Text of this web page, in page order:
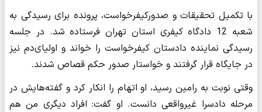
با تکمیل تحقیقات و صدورکیفرخواست، پرونده برای رسیدگی به
شعبه 12 دادگاه کیفری استان تهران فرستاده شد. در جلسه
رسیدگی نماینده دادستان کیفرخواست را خواند و اولیای‌دم نیز
در جایگاه قرار گرفتند و خواستار صدور حکم قصاص شدند.
وقتی نوبت به رامین رسید، او اتهام را انکار کرد و گفته‌هایش در
مرحله دادسرا غیرواقعی دانست. او گفت: افراد دیگری من هم